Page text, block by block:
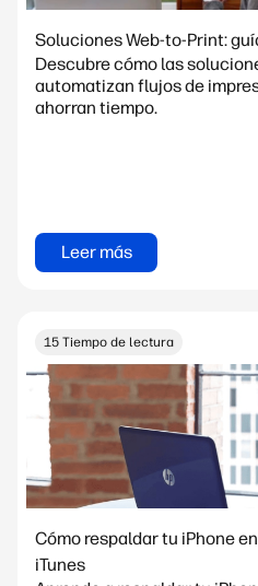
Soluciones Web-to-Print:
Descubre cómo las
automatizan flujos de
ahorran tiempo.
Leer más
15 Tiempo de lectura
Cómo respaldar tu iPhone
iTunes